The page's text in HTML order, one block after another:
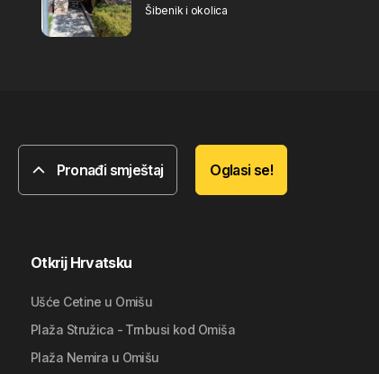
Šibenik i okolica
Oglasi se!
Pronađi smještaj
Otkrij Hrvatsku
Ušće Cetine u Omišu
Plaža Stružica - Trnbusi kod Omiša
Plaža Nemira u Omišu